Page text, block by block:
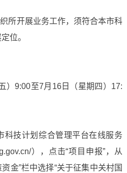
开展业务工作，须符合本市科
位。
9:00至7月16日（星期四）17:
技计划综合管理平台在线服务
），点击“项目申报”，从
金”栏中选择“关于征集中关村国